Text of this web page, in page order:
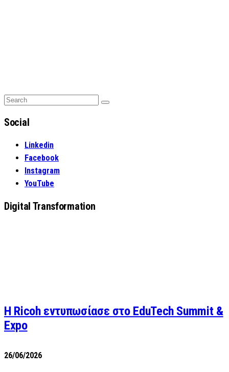
Search
Search
Social
Linkedin
Facebook
Instagram
YouTube
Digital Transformation
Η Ricoh εντυπωσίασε στο EduTech Summit &
Expo
26/06/2026